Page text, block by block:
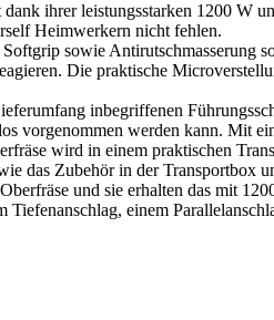
ihrer leistungsstarken 1200 W
Heimwerkern nicht fehlen.
sowie Antirutschmasserung
Die praktische
inbegriffenen
vorgenommen werden kann. Mit
wird in einem praktischen
das Zubehör in der Transportbox
und sie erhalten das mit
Tiefenanschlag, einem